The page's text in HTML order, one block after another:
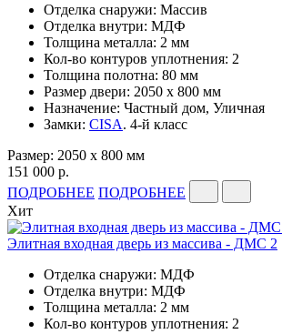
Отделка снаружи: Массив
Отделка внутри: МДФ
Толщина металла: 2 мм
Кол-во контуров уплотнения: 2
Толщина полотна: 80 мм
Размер двери: 2050 x 800 мм
Назначение: Частный дом, Уличная
Замки: CISA. 4-й класс
Размер: 2050 x 800 мм
151 000 р.
ПОДРОБНЕЕ ПОДРОБНЕЕ
Хит
Элитная входная дверь из массива - ДМС 2
Отделка снаружи: МДФ
Отделка внутри: МДФ
Толщина металла: 2 мм
Кол-во контуров уплотнения: 2